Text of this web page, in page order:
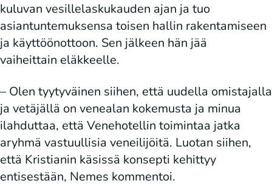
kuluvan vesillelaskukauden ajan ja tuo
asiantuntemuksensa toisen hallin rakentamiseen
ja käyttöönottoon. Sen jälkeen hän jää
vaiheittain eläkkeelle.
– Olen tyytyväinen siihen, että uudella omistajalla
ja vetäjällä on venealan kokemusta ja minua
ilahduttaa, että Venehotellin toimintaa jatka
aryhmä vastuullisia veneilijöitä. Luotan siihen,
että Kristianin käsissä konsepti kehittyy
entisestään, Nemes kommentoi.